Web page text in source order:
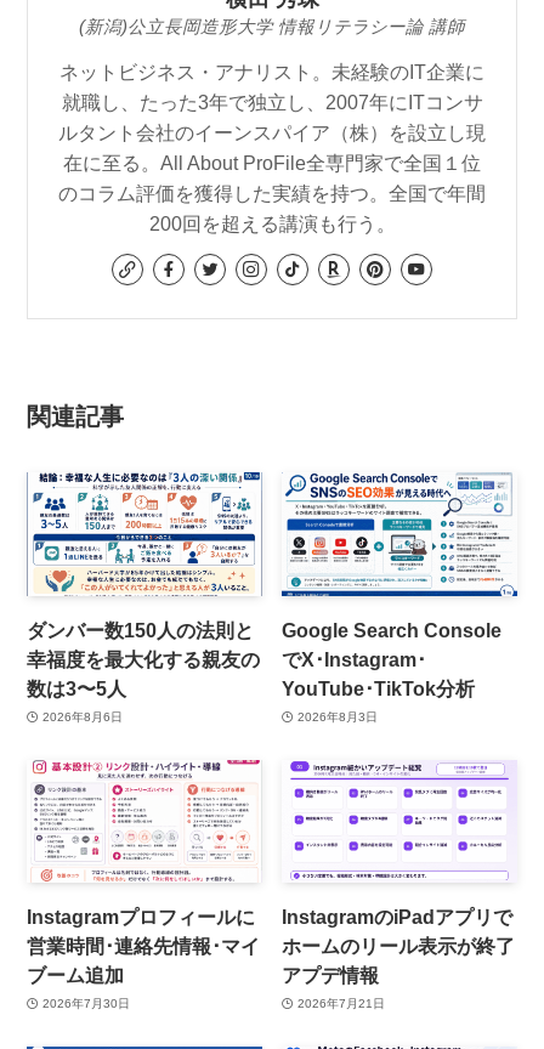
(新潟)公立長岡造形大学 情報リテラシー論 講師
ネットビジネス・アナリスト。未経験のIT企業に
就職し、たった3年で独立し、2007年にITコンサ
ルタント会社のイーンスパイア（株）を設立し現
在に至る。All About ProFile全専門家で全国１位
のコラム評価を獲得した実績を持つ。全国で年間
200回を超える講演も行う。
関連記事
ダンバー数150人の法則と
幸福度を最大化する親友の
数は3〜5人
2026年8月6日
Google Search Console
でX･Instagram･
YouTube･TikTok分析
2026年8月3日
Instagramプロフィールに
営業時間･連絡先情報･マイ
ブーム追加
2026年7月30日
InstagramのiPadアプリで
ホームのリール表示が終了
アプデ情報
2026年7月21日